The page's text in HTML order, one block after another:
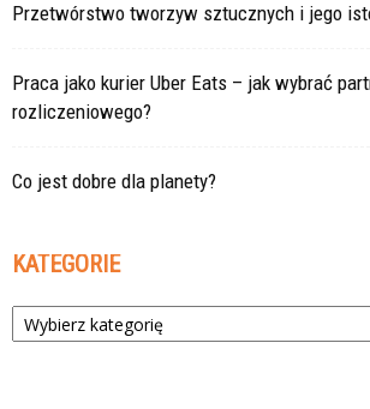
Przetwórstwo tworzyw sztucznych i jego
Praca jako kurier Uber Eats – jak wybrać
rozliczeniowego?
Co jest dobre dla planety?
KATEGORIE
Kategorie